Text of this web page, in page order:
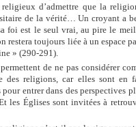
d’admettre que la
de la vérité… Un croyant a
foi est le seul vrai, au pire le
restera toujours liée à un espace
» (290-291).
de ne pas considérer
des religions, car elles sont en
entrer dans des perspectives
les Églises sont invitées à